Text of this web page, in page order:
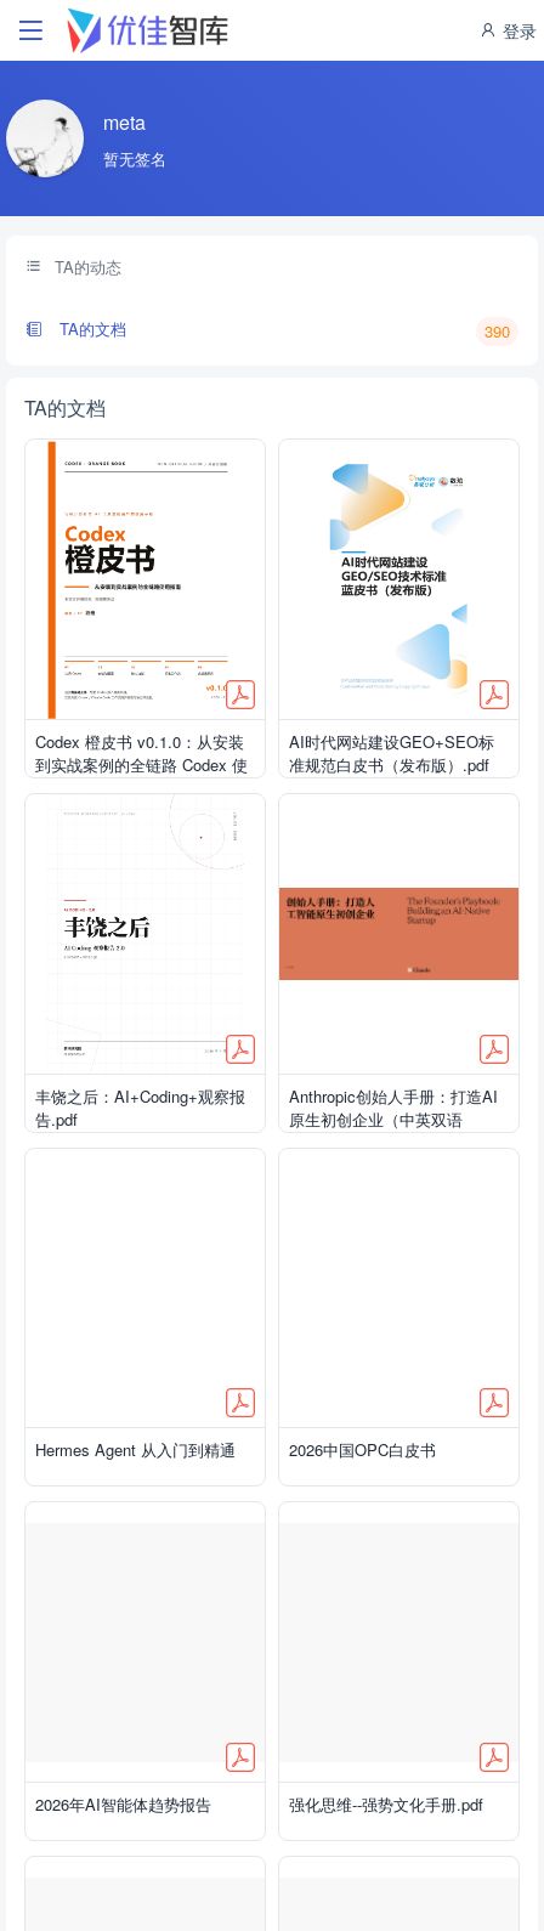
登录
meta
暂无签名
TA的动态
TA的文档 390
TA的文档
Codex 橙皮书 v0.1.0：从安装
到实战案例的全链路 Codex 使
用指南.pdf
AI时代网站建设GEO+SEO标
准规范白皮书（发布版）.pdf
丰饶之后：AI+Coding+观察报
告.pdf
Anthropic创始人手册：打造AI
原生初创企业（中英双语
Hermes Agent 从入门到精通 2026中国OPC白皮书
2026年AI智能体趋势报告 强化思维--强势文化手册.pdf